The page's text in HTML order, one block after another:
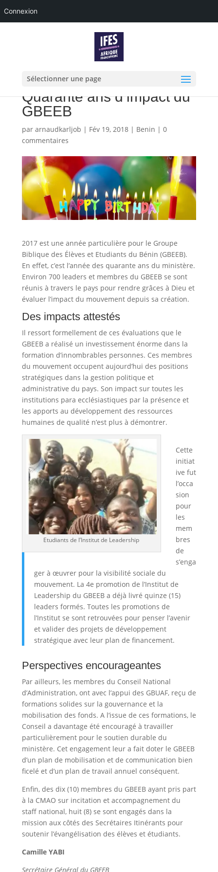
Connexion
Sélectionner une page
Quarante ans d’impact du
GBEEB
par arnaudkarljob | Fév 19, 2018| Benin | 0
commentaires
2017 est une année particulière pour le Groupe
Biblique des Élèves et Etudiants du Bénin (GBEEB).
En effet, c’est l’année des quarante ans du ministère.
Environ 700 leaders et membres du GBEEB se sont
réunis à travers le pays pour rendre grâces à Dieu et
évaluer l’impact du mouvement depuis sa création.
Des impacts attestés
Il ressort formellement de ces évaluations que le
GBEEB a réalisé un investissement énorme dans la
formation d’innombrables personnes. Ces membres
du mouvement occupent aujourd’hui des positions
stratégiques dans la gestion politique et
administrative du pays. Son impact sur toutes les
institutions para ecclésiastiques par la présence et
les apports au développement des ressources
humaines de qualité n’est plus à démontrer.
Etudiants de l’Institut de Leadership
Cette
initiat
ive fut
l’occa
sion
pour
les
mem
bres
de
s’enga
ger à œuvrer pour la visibilité sociale du
mouvement. La 4e promotion de l’Institut de
Leadership du GBEEB a déjà livré quinze (15)
leaders formés. Toutes les promotions de
l’Institut se sont retrouvées pour penser l’avenir
et valider des projets de développement
stratégique avec leur plan de financement.
Perspectives encourageantes
Par ailleurs, les membres du Conseil National
d’Administration, ont avec l’appui des GBUAF, reçu de
formations solides sur la gouvernance et la
mobilisation des fonds. A l’issue de ces formations, le
Conseil a davantage été encouragé à travailler
particulièrement pour le soutien durable du
ministère. Cet engagement leur a fait doter le GBEEB
d’un plan de mobilisation et de communication bien
ficelé et d’un plan de travail annuel conséquent.
Enfin, des dix (10) membres du GBEEB ayant pris part
à la CMAO sur incitation et accompagnement du
staff national, huit (8) se sont engagés dans la
mission aux côtés des Secrétaires Itinérants pour
soutenir l’évangélisation des élèves et étudiants.
Camille YABI
Secrétaire Général du GBEEB